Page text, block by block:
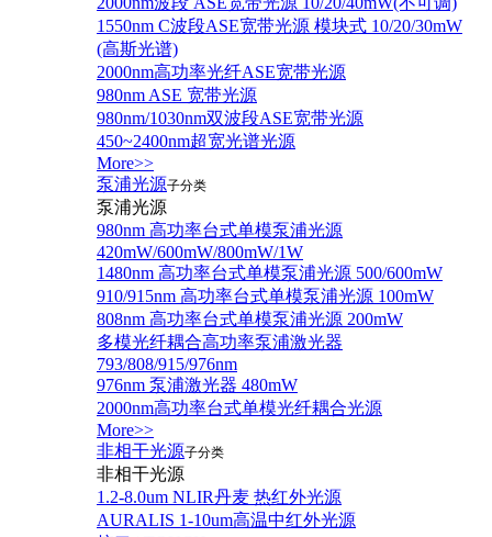
1550nm C波段ASE宽带光源 模块式 10/20/30mW
(高斯光谱)
2000nm高功率光纤ASE宽带光源
980nm ASE 宽带光源
980nm/1030nm双波段ASE宽带光源
450~2400nm超宽光谱光源
More>>
泵浦光源子分类
泵浦光源
980nm 高功率台式单模泵浦光源
420mW/600mW/800mW/1W
1480nm 高功率台式单模泵浦光源 500/600mW
910/915nm 高功率台式单模泵浦光源 100mW
808nm 高功率台式单模泵浦光源 200mW
多模光纤耦合高功率泵浦激光器
793/808/915/976nm
976nm 泵浦激光器 480mW
2000nm高功率台式单模光纤耦合光源
More>>
非相干光源子分类
非相干光源
1.2-8.0um NLIR丹麦 热红外光源
AURALIS 1-10um高温中红外光源